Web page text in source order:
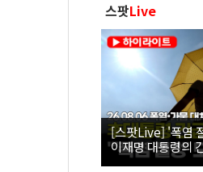
스팟Live
[스팟Live] '폭염
이재명 대통령의
가뭄 대처상황 점